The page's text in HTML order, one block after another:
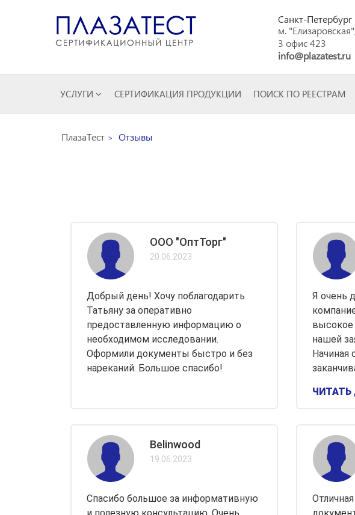
Санкт-Петербург
м.
3 офис 423
info@plazatest.ru
УСЛУГИ СЕРТИФИКАЦИЯ ПРОДУКЦИИ ПОИСК ПО РЕЕСТРАМ
ПлазаТест Отзывы
ООО "ОптТорг"
20.06.2023
Добрый день! Хочу поблагодарить
Татьяну за оперативно
предоставленную информацию о
необходимом исследовании.
Оформили документы быстро и без
нареканий. Большое спасибо!
Я очень
высокое
нашей
Начиная
Belinwood
19.06.2023
Спасибо большое за информативную